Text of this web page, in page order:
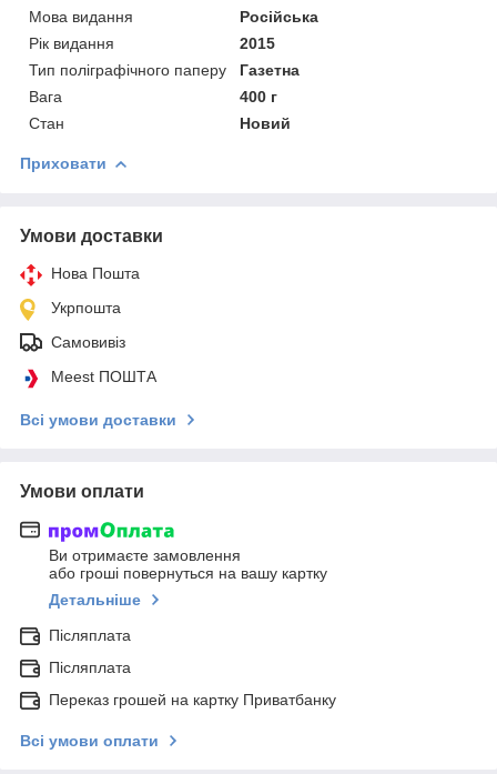
Мова видання
Російська
Рік видання
2015
Тип поліграфічного паперу
Газетна
Вага
400 г
Стан
Новий
Приховати
Умови доставки
Нова Пошта
Укрпошта
Самовивіз
Meest ПОШТА
Всі умови доставки
Умови оплати
Ви отримаєте замовлення
або гроші повернуться на вашу картку
Детальніше
Післяплата
Післяплата
Переказ грошей на картку Приватбанку
Всі умови оплати